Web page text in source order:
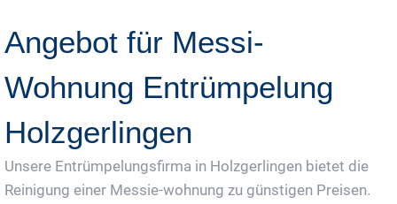
Angebot für Messi-
Wohnung Entrümpelung
Holzgerlingen
Unsere Entrümpelungsfirma in Holzgerlingen bietet die
Reinigung einer Messie-wohnung zu günstigen Preisen.